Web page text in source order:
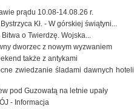
prądu 10.08-14.08.26 r.
Kł. - W górskiej świątyni...
Bitwa o Twierdzę. Wojska...
dworzec z nowym wyzwaniem
także z antykami
zwiedzanie śladami dawnych hoteli
pod Guzowatą na letnie upały
- Informacja